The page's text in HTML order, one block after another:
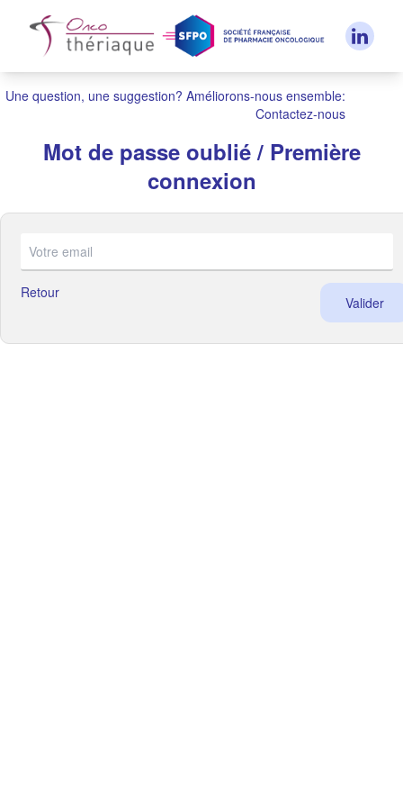
Une question, une suggestion? Améliorons-nous ensemble:
Contactez-nous
Mot de passe oublié / Première
connexion
Retour